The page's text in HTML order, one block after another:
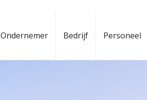
Ondernemer Bedrijf Personeel